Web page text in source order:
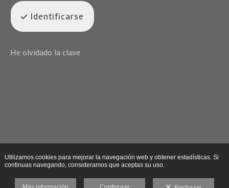
Identificarse
He olvidado la clave
Utilizamos cookies para mejorar la navegación web y obtener estadísticas. Si
continuas navegando, consideramos que aceptas su uso.